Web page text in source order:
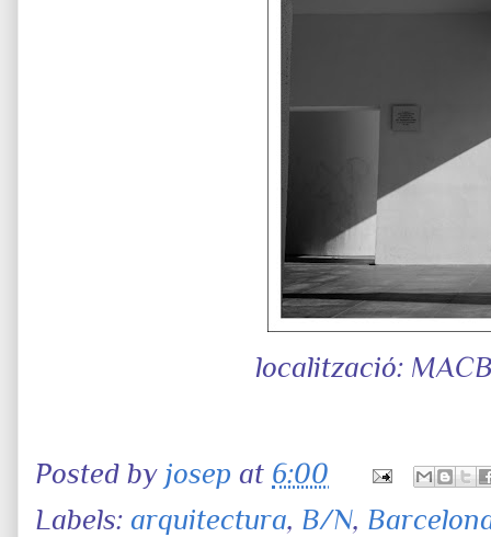
localització:
Posted by josep at 6:00
Labels: arquitectura, B/N,